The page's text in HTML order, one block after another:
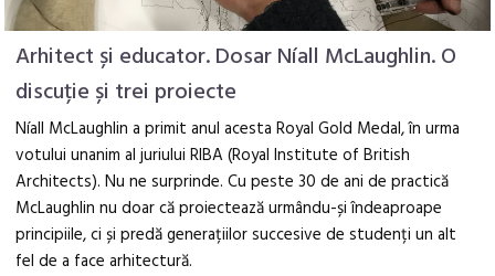
Arhitect și educator. Dosar Níall McLaughlin. O
discuție și trei proiecte
Níall McLaughlin a primit anul acesta Royal Gold Medal, în urma
votului unanim al juriului RIBA (Royal Institute of British
Architects). Nu ne surprinde. Cu peste 30 de ani de practică
McLaughlin nu doar că proiectează urmându-și îndeaproape
principiile, ci și predă generațiilor succesive de studenți un alt
fel de a face arhitectură.